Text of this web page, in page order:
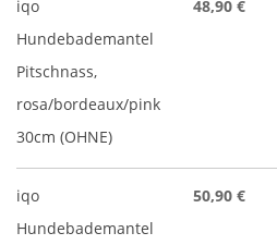
iqo
Hundebademantel
Pitschnass,
rosa/bordeaux/pink
30cm (OHNE)
48,90 €
iqo
Hundebademantel
50,90 €